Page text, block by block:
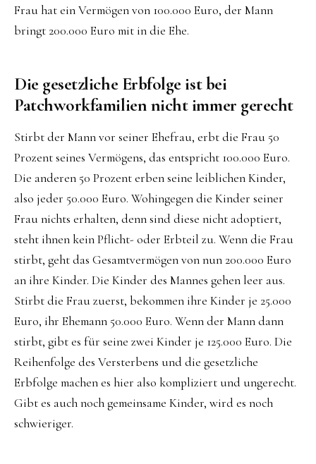
Frau hat ein Vermögen von 100.000 Euro, der Mann
bringt 200.000 Euro mit in die Ehe.
Die gesetzliche Erbfolge ist bei
Patchworkfamilien nicht immer gerecht
Stirbt der Mann vor seiner Ehefrau, erbt die Frau 50
Prozent seines Vermögens, das entspricht 100.000 Euro.
Die anderen 50 Prozent erben seine leiblichen Kinder,
also jeder 50.000 Euro. Wohingegen die Kinder seiner
Frau nichts erhalten, denn sind diese nicht adoptiert,
steht ihnen kein Pflicht- oder Erbteil zu. Wenn die Frau
stirbt, geht das Gesamtvermögen von nun 200.000 Euro
an ihre Kinder. Die Kinder des Mannes gehen leer aus.
Stirbt die Frau zuerst, bekommen ihre Kinder je 25.000
Euro, ihr Ehemann 50.000 Euro. Wenn der Mann dann
stirbt, gibt es für seine zwei Kinder je 125.000 Euro. Die
Reihenfolge des Versterbens und die gesetzliche
Erbfolge machen es hier also kompliziert und ungerecht.
Gibt es auch noch gemeinsame Kinder, wird es noch
schwieriger.